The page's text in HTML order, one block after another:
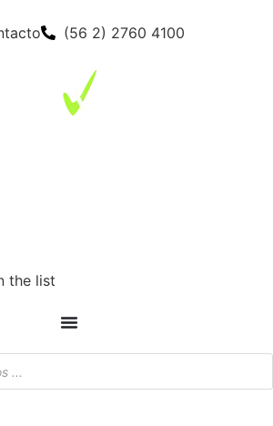
(56 2) 2760 4100
the list